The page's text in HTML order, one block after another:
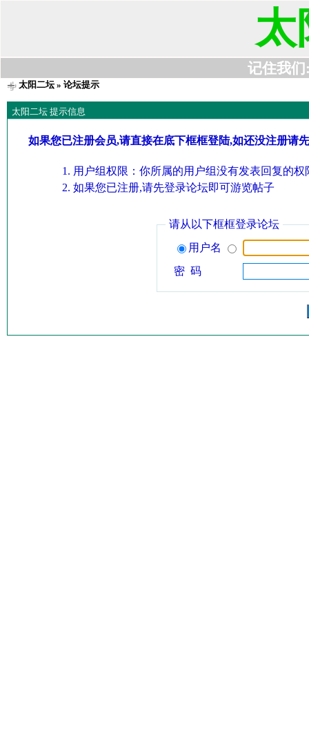
太
记住我们
太阳二坛» 论坛提示
太阳二坛 提示信息
如果您已注册会员,请直接在底下框框登陆,如还没注册请
用户组权限：你所属的用户组没有发表回复的权
如果您已注册,请先登录论坛即可游览帖子
请从以下框框登录论坛
用户名
密 码